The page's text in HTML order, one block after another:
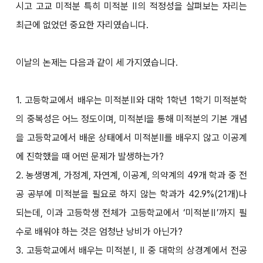
시고 고교 미적분 특히 미적분 Ⅱ의 적정성을 살펴보는 자리는
최근에 없었던 중요한 자리였습니다.
이날의 논제는 다음과 같이 세 가지였습니다.
1. 고등학교에서 배우는 미적분Ⅱ와 대학 1학년 1학기 미적분학
의 중복성은 어느 정도이며, 미적분Ⅰ을 통해 미적분의 기본 개념
을 고등학교에서 배운 상태에서 미적분Ⅱ를 배우지 않고 이공계
에 진학했을 때 어떤 문제가 발생하는가?
2. 농생명계, 가정계, 자연계, 이공계, 의약계의 49개 학과 중 전
공 공부에 미적분을 필요로 하지 않는 학과가 42.9%(21개)나
되는데, 이과 고등학생 전체가 고등학교에서 ‘미적분Ⅱ’까지 필
수로 배워야 하는 것은 엄청난 낭비가 아닌가?
3. 고등학교에서 배우는 미적분Ⅰ, Ⅱ 중 대학의 상경계에서 전공